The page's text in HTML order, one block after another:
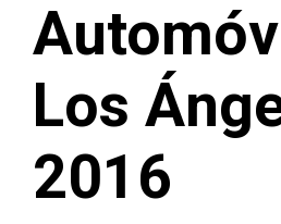
Los
2016